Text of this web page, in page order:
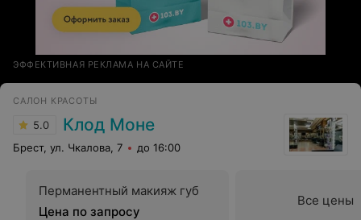
ЭФФЕКТИВНАЯ РЕКЛАМА НА САЙТЕ
САЛОН КРАСОТЫ
5.0 Клод Моне
Брест, ул. Чкалова, 7 до 16:00
Перманентный макияж губ
Цена по запросу
Все цены